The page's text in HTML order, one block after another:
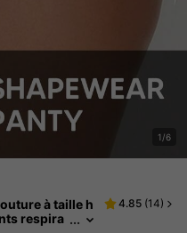
1/6
à taille h
respira
4.85 (14)